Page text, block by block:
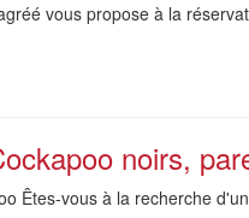
vous propose à la
noirs,
Êtes-vous à la recherche